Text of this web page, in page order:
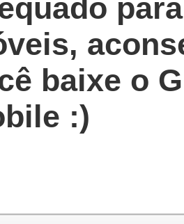
baixe o
:)